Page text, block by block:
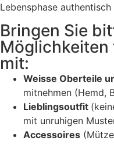
Lebensphase
Bringen Sie
Möglichkeiten
mit:
Weisse Oberteile
mitnehmen (Hemd,
Lieblingsoutfit
mit unruhigen
Accessoires